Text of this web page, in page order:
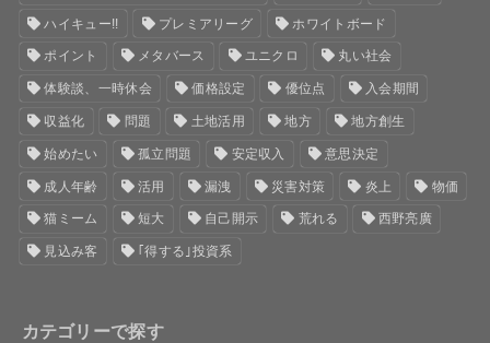
ハイキュー!! プレミアリーグ ホワイトボード
ポイント メタバース ユニクロ 丸い社会
体験談、一時休会 価格設定 優位点 入会期間
収益化 問題 土地活用 地方 地方創生
始めたい 孤立問題 安定収入 意思決定
成人年齢 活用 漏洩 災害対策 炎上 物価
猫ミーム 短大 自己開示 荒れる 西野亮廣
見込み客 ｢得する｣投資系
カテゴリーで探す